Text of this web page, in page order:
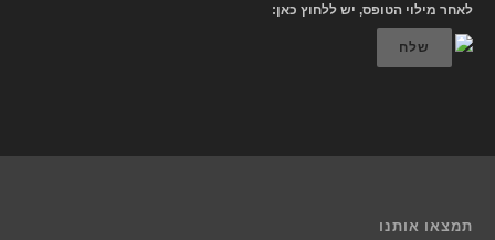
לאחר מילוי הטופס, יש ללחוץ כאן:
שלח
תמצאו אותנו